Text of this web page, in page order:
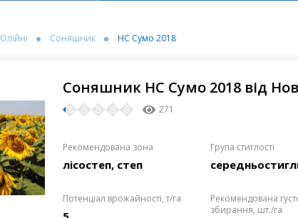
Олійні Соняшник НС Сумо 2018
Соняшник НС Сумо 2018 від
271
Рекомендована зона
лісостеп, степ
Група стиглості
Потенціал врожайності, т/га
Рекомендована
збирання, шт./га